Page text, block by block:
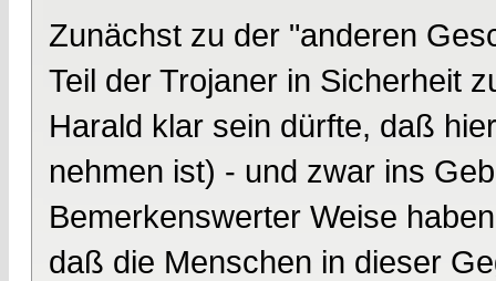
Zunächst zu der "anderen
Teil der Trojaner in Sicherheit
Harald klar sein dürfte, daß
nehmen ist) - und zwar ins
Bemerkenswerter Weise
daß die Menschen in dieser